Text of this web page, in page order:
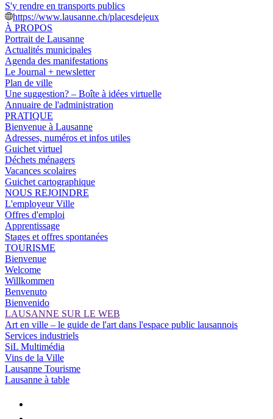
S'y rendre en transports publics
https://www.lausanne.ch/placesdejeux
À PROPOS
Portrait de Lausanne
Actualités municipales
Agenda des manifestations
Le Journal + newsletter
Plan de ville
Une suggestion? – Boîte à idées virtuelle
Annuaire de l'administration
PRATIQUE
Bienvenue à Lausanne
Adresses, numéros et infos utiles
Guichet virtuel
Déchets ménagers
Vacances scolaires
Guichet cartographique
NOUS REJOINDRE
L'employeur Ville
Offres d'emploi
Apprentissage
Stages et offres spontanées
TOURISME
Bienvenue
Welcome
Willkommen
Benvenuto
Bienvenido
LAUSANNE SUR LE WEB
Art en ville – le guide de l'art dans l'espace public lausannois
Services industriels
SiL Multimédia
Vins de la Ville
Lausanne Tourisme
Lausanne à table